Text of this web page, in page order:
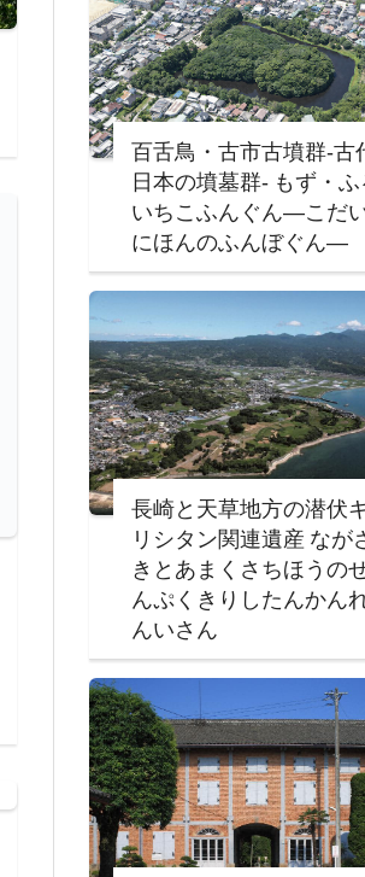
百舌鳥・古市古墳群‐古
日本の墳墓群‐ もず・ふ
いちこふんぐん―こだ
にほんのふんぼぐん―
長崎と天草地方の潜伏
リシタン関連遺産 なが
きとあまくさちほうの
んぷくきりしたんかん
んいさん